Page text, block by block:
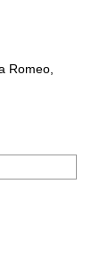
Romeo,